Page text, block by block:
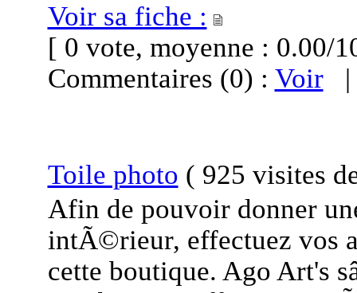
Voir sa fiche :
[ 0 vote, moyenne :
Commentaires (0) : Voir
Toile photo ( 925 visites
Afin de pouvoir donner
intÃ©rieur, effectuez vos
cette boutique. Ago Art's